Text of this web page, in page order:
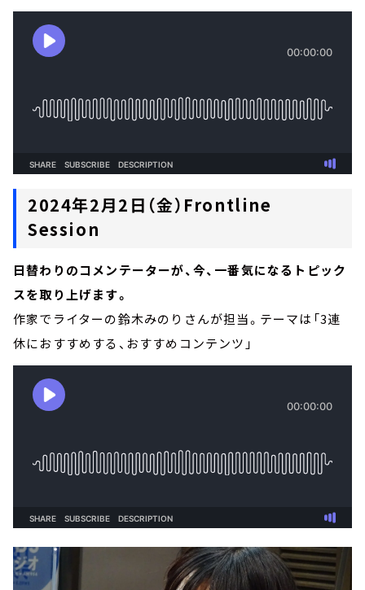
2024年2月2日（金）Frontline
Session
日替わりのコメンテーターが、今、一番気になるトピック
スを取り上げます。
作家でライターの鈴木みのりさんが担当。テーマは「3連
休におすすめする、おすすめコンテンツ」